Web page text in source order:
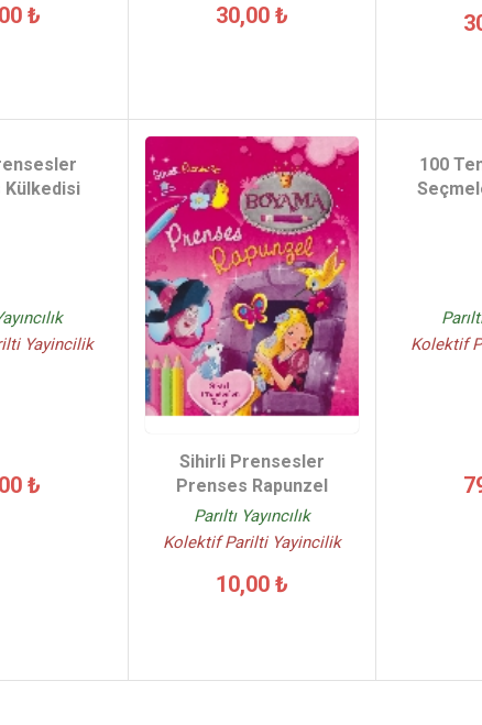
₺ 30,00 ₺
Yayincilik
₺
Sihirli Prensesler
Prenses Rapunzel
Parıltı Yayıncılık
Kolektif Parilti Yayincilik
10,00 ₺
100
Kolektif